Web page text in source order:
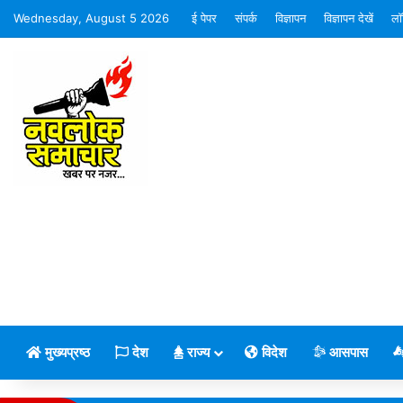
Wednesday, August 5 2026 ई पेपर संपर्क विज्ञापन विज्ञापन देखें
मुख्यप्रष्ठ देश राज्य विदेश आसपास